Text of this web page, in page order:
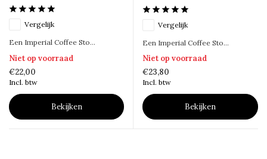
Vergelijk
Een Imperial Coffee Sto...
Niet op voorraad
€22,00
Incl. btw
Bekijken
Vergelijk
Een Imperial Coffee Sto...
Niet op voorraad
€23,80
Incl. btw
Bekijken